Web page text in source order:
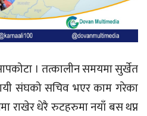
। तत्कालीन समयमा सुर्खेत
संघको सचिव भएर काम गरेका
राखेर धेरै रुटहरुमा नयाँ बस थप्न